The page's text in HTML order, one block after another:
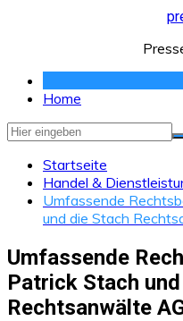
Home
Startseite
Handel &
Umfassende
und die Stach
Umfassende
Patrick Stach
Rechtsanwälte